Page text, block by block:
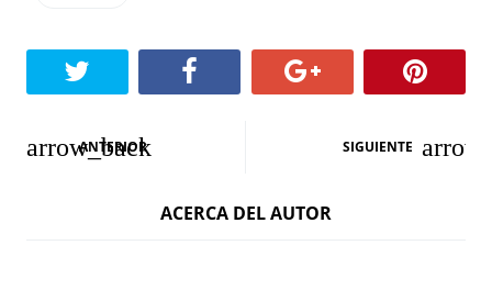
N
ANTERIOR SIGUIENTE
ACERCA DEL AUTOR